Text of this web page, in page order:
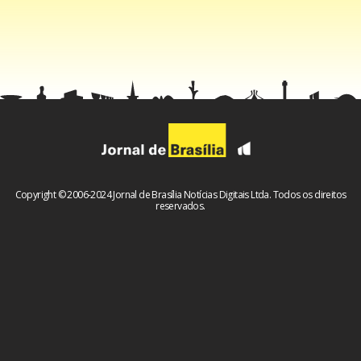
de Estado-Maior preparada anteriormente para abrigar o
ex-presidente Jair Bolsonaro após sua condenação.
Copyright © 2006-2024 Jornal de Brasília Notícias Digitais Ltda. Todos os direitos
reservados.